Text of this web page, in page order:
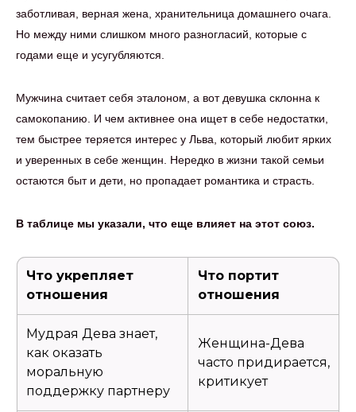
заботливая, верная жена, хранительница домашнего очага.
Но между ними слишком много разногласий, которые с
годами еще и усугубляются.
Мужчина считает себя эталоном, а вот девушка склонна к
самокопанию. И чем активнее она ищет в себе недостатки,
тем быстрее теряется интерес у Льва, который любит ярких
и уверенных в себе женщин. Нередко в жизни такой семьи
остаются быт и дети, но пропадает романтика и страсть.
В таблице мы указали, что еще влияет на этот союз.
Что укрепляет
отношения
Что портит
отношения
Мудрая Дева знает,
как оказать
моральную
поддержку партнеру
Женщина-Дева
часто придирается,
критикует